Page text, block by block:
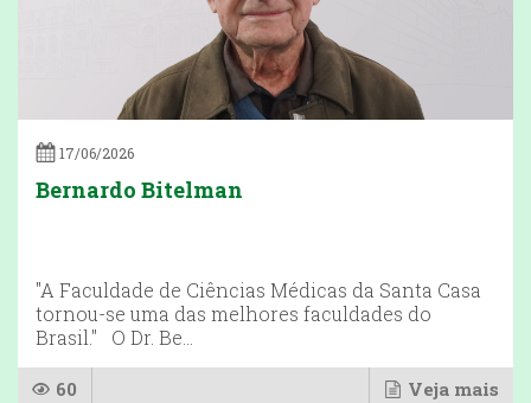
17/06/2026
Bernardo Bitelman
"A Faculdade de Ciências Médicas da Santa Casa
tornou-se uma das melhores faculdades do
Brasil." O Dr. Be...
60 Veja mais